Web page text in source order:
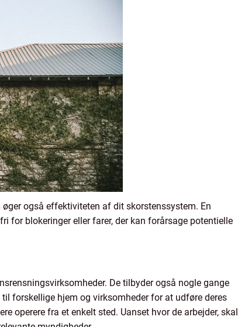
også effektiviteten af dit skorstenssystem. En
for blokeringer eller farer, der kan forårsage potentielle
De tilbyder også nogle gange
forskellige hjem og virksomheder for at udføre deres
operere fra et enkelt sted. Uanset hvor de arbejder, skal